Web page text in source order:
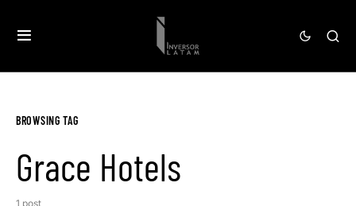
BROWSING TAG
Grace Hotels
1 post